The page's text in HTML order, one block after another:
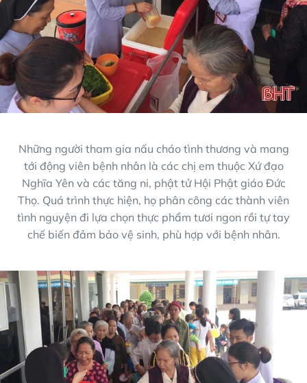
Những người tham gia nấu cháo tình thương và mang
tới động viên bệnh nhân là các chị em thuộc Xứ đạo
Nghĩa Yên và các tăng ni, phật tử Hội Phật giáo Đức
Thọ. Quá trình thực hiện, họ phân công các thành viên
tình nguyện đi lựa chọn thực phẩm tươi ngon rồi tự tay
chế biến đảm bảo vệ sinh, phù hợp với bệnh nhân.